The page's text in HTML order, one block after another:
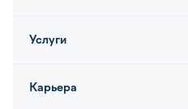
Услуги
Карьера